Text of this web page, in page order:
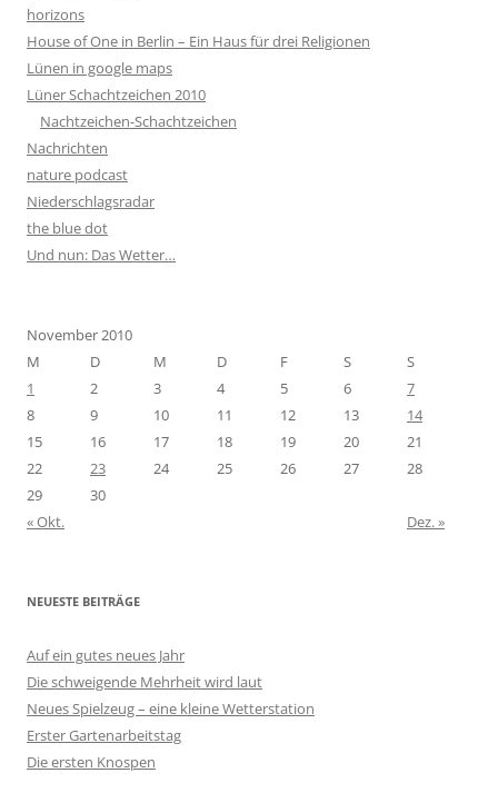
horizons
House of One in Berlin – Ein Haus für drei Religionen
Lünen in google maps
Lüner Schachtzeichen 2010
Nachtzeichen-Schachtzeichen
Nachrichten
nature podcast
Niederschlagsradar
the blue dot
Und nun: Das Wetter…
November 2010
M
D M D F S
S
1
2 3 4 5 6
7
8
9 10 11 12 13
14
15
16 17 18 19 20
21
22
23 24 25 26 27
28
29
30
« Okt.
Dez. »
NEUESTE BEITRÄGE
Auf ein gutes neues Jahr
Die schweigende Mehrheit wird laut
Neues Spielzeug – eine kleine Wetterstation
Erster Gartenarbeitstag
Die ersten Knospen